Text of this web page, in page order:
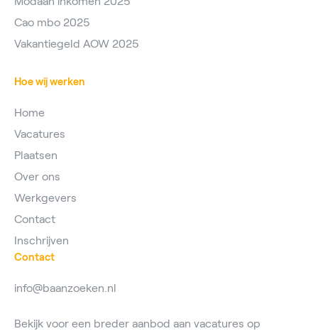
Cao mbo 2025
Vakantiegeld AOW 2025
Hoe wij werken
Home
Vacatures
Plaatsen
Over ons
Werkgevers
Contact
Inschrijven
Contact
info@baanzoeken.nl
Bekijk voor een breder aanbod aan vacatures op